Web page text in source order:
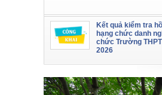
Kết quả kiểm tra
hạng chức danh
chức Trường
2026